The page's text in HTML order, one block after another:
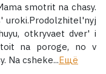
smotrit na chasy.
uroki.Prodolzhitel'nyj
otkryvaet dver' i
na poroge, no v
Na csheke...Ещё